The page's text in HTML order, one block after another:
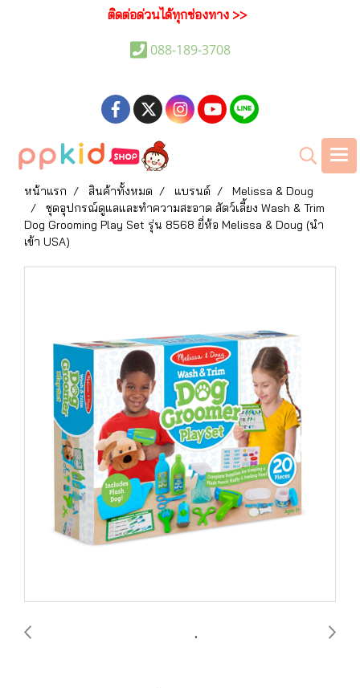
ติดต่อด่วนได้ทุกช่องทาง >>
088-189-3708
หน้าแรก สินค้าทั้งหมด แบรนด์
Melissa & Doug
ชุดอุปกรณ์ดูแลและทำความสะอาด สัตว์เลี้ยง Wash & Trim
Dog Grooming Play Set รุ่น 8568 ยี่ห้อ Melissa & Doug (นำ
เข้า USA)